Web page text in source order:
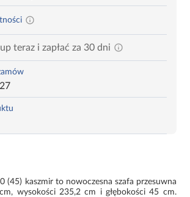
teraz i zapłać za 30 dni
(45) kaszmir to nowoczesna szafa przesuwna
wysokości 235,2 cm i głębokości 45 cm.